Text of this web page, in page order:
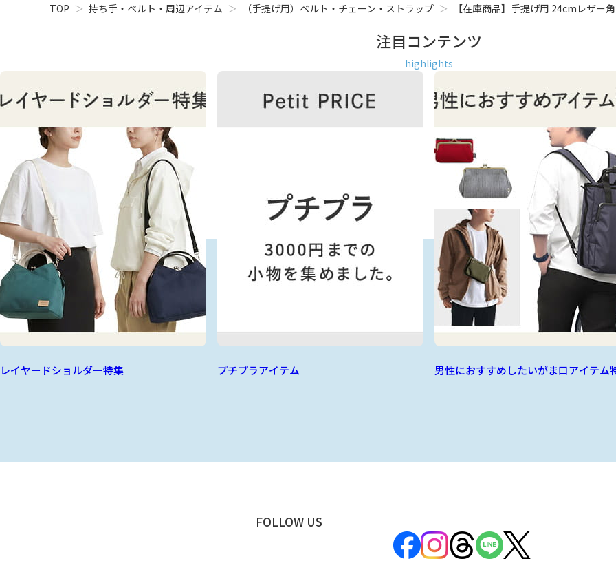
TOP 持ち手・ベルト・周辺アイテム （手提げ用）ベルト・チェーン・ストラップ 【在庫商品】手提げ用 24cmレザー
注目コンテンツ
highlights
レイヤードショルダー特集 プチプラアイテム 男性におすすめしたいがま口アイテム
FOLLOW US